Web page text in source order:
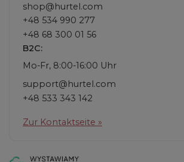
shop@hurtel.com
+48 534 990 277
+48 68 300 01 56
B2C:
Mo-Fr, 8:00-16:00 Uhr
support@hurtel.com
+48 533 343 142
Zur Kontaktseite »